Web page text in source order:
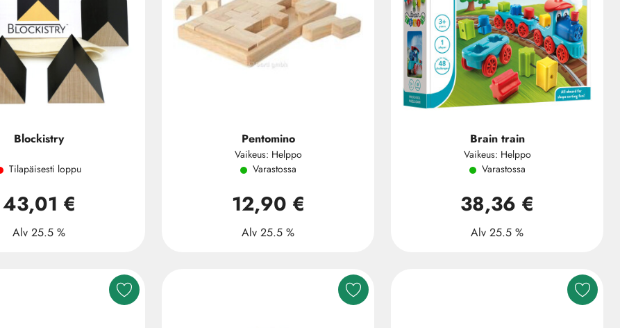
Blockistry
Tilapäisesti loppu
43,01 €
Alv 25.5 %
Pentomino
Vaikeus: Helppo
Varastossa
12,90 €
Alv 25.5 %
Brain train
Vaikeus: Helppo
Varastossa
38,36 €
Alv 25.5 %